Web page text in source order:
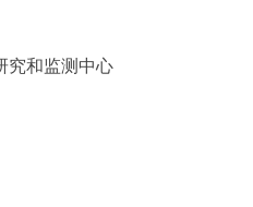
究和监测中心